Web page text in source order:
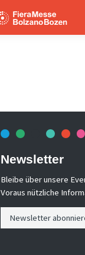
Newsletter
Bleibe über unsere
Voraus nützliche
Newsletter